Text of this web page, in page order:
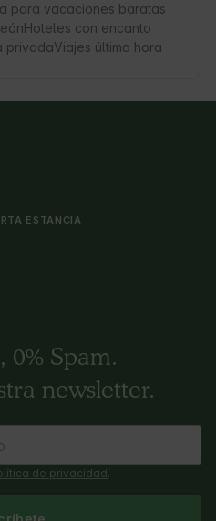
para vacaciones baratas
Hoteles con encanto
privadaViajes última hora
ESTANCIA
0% Spam.
newsletter.
de privacidad.